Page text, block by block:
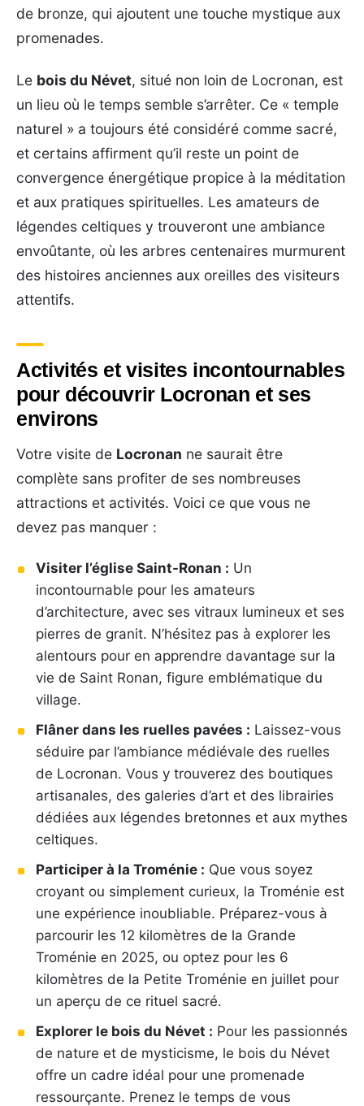
de bronze, qui ajoutent une touche mystique aux
promenades.
Le bois du Névet, situé non loin de Locronan, est
un lieu où le temps semble s’arrêter. Ce « temple
naturel » a toujours été considéré comme sacré,
et certains affirment qu’il reste un point de
convergence énergétique propice à la méditation
et aux pratiques spirituelles. Les amateurs de
légendes celtiques y trouveront une ambiance
envoûtante, où les arbres centenaires murmurent
des histoires anciennes aux oreilles des visiteurs
attentifs.
Activités et visites incontournables
pour découvrir Locronan et ses
environs
Votre visite de Locronan ne saurait être
complète sans profiter de ses nombreuses
attractions et activités. Voici ce que vous ne
devez pas manquer :
Visiter l’église Saint-Ronan : Un
incontournable pour les amateurs
d’architecture, avec ses vitraux lumineux et ses
pierres de granit. N’hésitez pas à explorer les
alentours pour en apprendre davantage sur la
vie de Saint Ronan, figure emblématique du
village.
Flâner dans les ruelles pavées : Laissez-vous
séduire par l’ambiance médiévale des ruelles
de Locronan. Vous y trouverez des boutiques
artisanales, des galeries d’art et des librairies
dédiées aux légendes bretonnes et aux mythes
celtiques.
Participer à la Troménie : Que vous soyez
croyant ou simplement curieux, la Troménie est
une expérience inoubliable. Préparez-vous à
parcourir les 12 kilomètres de la Grande
Troménie en 2025, ou optez pour les 6
kilomètres de la Petite Troménie en juillet pour
un aperçu de ce rituel sacré.
Explorer le bois du Névet : Pour les passionnés
de nature et de mysticisme, le bois du Névet
offre un cadre idéal pour une promenade
ressourçante. Prenez le temps de vous